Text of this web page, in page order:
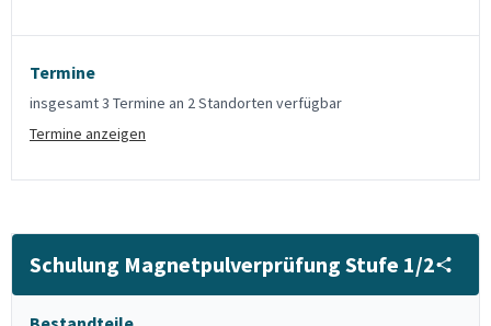
Termine
insgesamt 3 Termine an 2 Standorten verfügbar
Termine anzeigen
Schulung Magnetpulverprüfung Stufe 1/2